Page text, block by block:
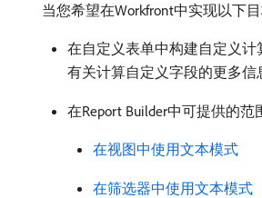
当您希望在Workfront中实现以下
在自定义表单中构建自定义计
有关计算自定义字段的更多信
在Report Builder中可提供的
在视图中使用文本模式
在筛选器中使用文本模式